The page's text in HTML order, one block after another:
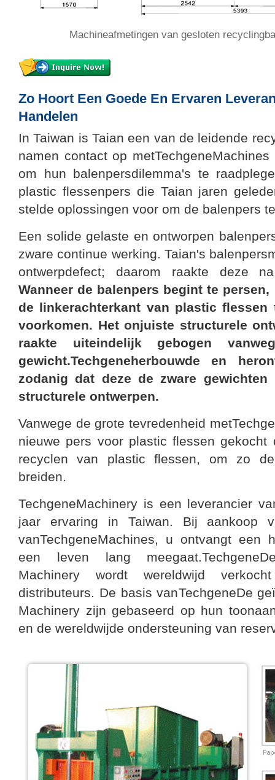
Machineafmetingen van gesloten
Zo Hoort Een Goede En Ervaren
Handelen
In Taiwan is Taian een van de leidende
namen contact op
om hun balenpersdilemma's te
plastic flessenpers die Taian jaren
stelde oplossingen voor om de balenpers
Een solide gelaste en ontworpen
zware continue werking. Taian's
ontwerpdefect; daarom raakte deze
Wanneer de balenpers begint te
de linkerachterkant van plastic
voorkomen. Het onjuiste structurele
raakte uiteindelijk gebogen
gewicht.Techgeneherbouwde en
zodanig dat deze de zware
structurele ontwerpen.
Vanwege de grote tevredenheid
nieuwe pers voor plastic flessen
recyclen van plastic flessen, om zo
breiden.
TechgeneMachinery is een leverancier
jaar ervaring in Taiwan. Bij aankoop
vanTechgeneMachines, u ontvangt een
een leven lang
Machinery wordt wereldwijd
distributeurs. De basis vanTechgeneDe
Machinery zijn gebaseerd op hun
en de wereldwijde ondersteuning van